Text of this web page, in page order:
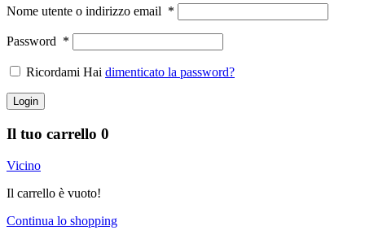
Nome utente o indirizzo email *
Password *
Ricordami Hai dimenticato la password?
Login
Il tuo carrello 0
Vicino
Il carrello è vuoto!
Continua lo shopping